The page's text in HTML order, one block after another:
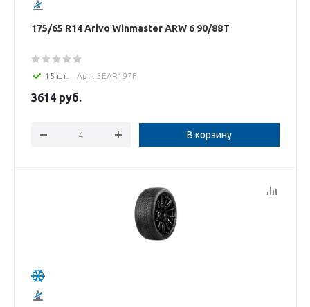
175/65 R14 Arivo Winmaster ARW 6 90/88T
15 шт. Арт : 3EAR197F
3614 руб.
В корзину